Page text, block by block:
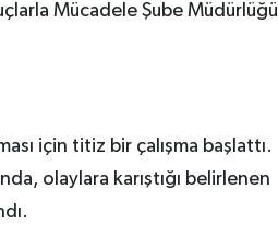
Mücadele Şube Müdürlüğü
için titiz bir çalışma başlattı.
olaylara karıştığı belirlenen